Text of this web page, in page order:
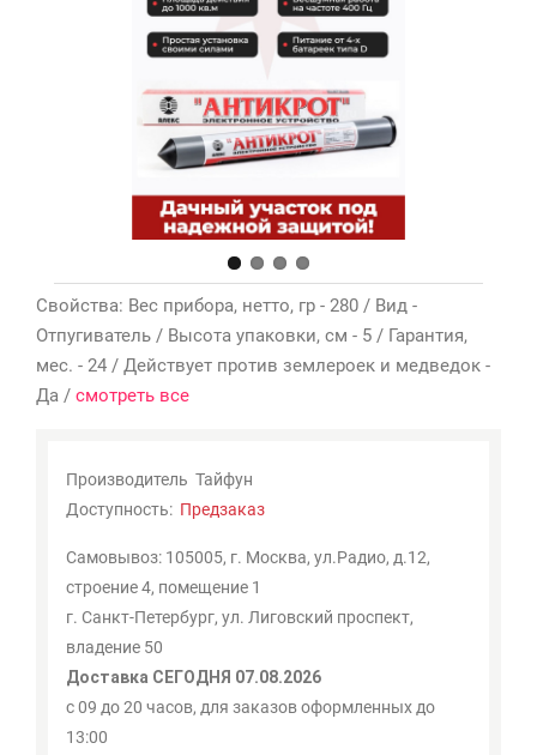
Свойства: Вес прибора, нетто, гр - 280 / Вид -
Отпугиватель / Высота упаковки, см - 5 / Гарантия,
мес. - 24 / Действует против землероек и медведок -
Да / смотреть все
Производитель Тайфун
Доступность: Предзаказ
Самовывоз: 105005, г. Москва, ул.Радио, д.12,
строение 4, помещение 1
г. Санкт-Петербург, ул. Лиговский проспект,
владение 50
Доставка СЕГОДНЯ 07.08.2026
с 09 до 20 часов, для заказов оформленных до
13:00